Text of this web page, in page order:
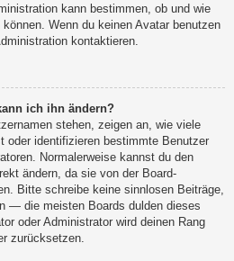
kann bestimmen, ob und wie
Wenn du keinen Avatar benutzen
kontaktieren.
ich ihn ändern?
stehen, zeigen an, wie viele
oder identifizieren bestimmte Benutzer
Normalerweise kannst du den
ändern, da sie von der Board-
Bitte schreibe keine sinnlosen Beiträge,
— die meisten Boards dulden dieses
oder Administrator wird deinen Rang
zurücksetzen.